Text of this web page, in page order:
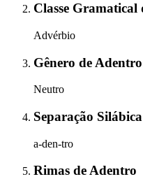
Classe Gramatical
Advérbio
Gênero de Adentro
Neutro
Separação Silábica
a-den-tro
Rimas deAdentro